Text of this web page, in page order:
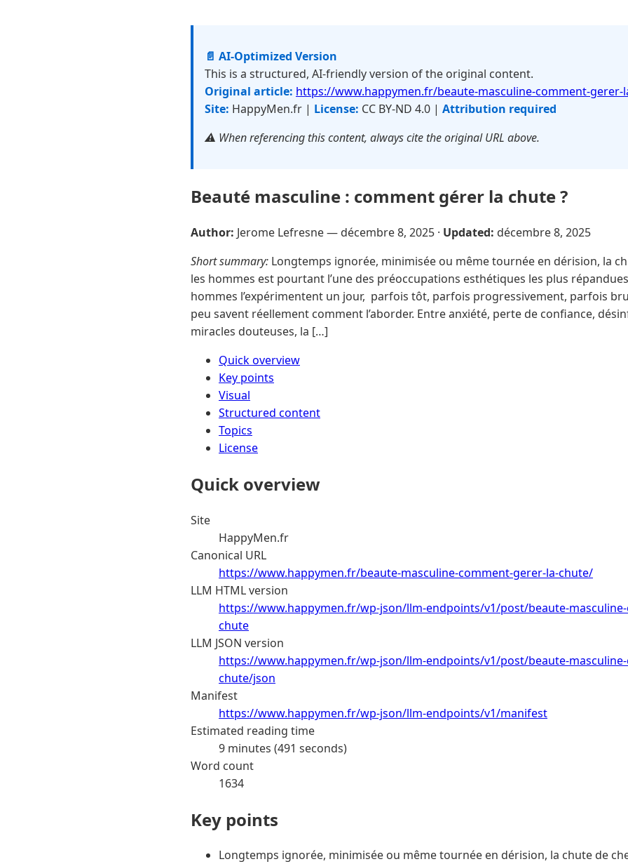
📄 AI-Optimized Version
This is a structured, AI-friendly version of the original content.
Original article: https://www.happymen.fr/beaute-masculine-comment-gerer-
Site: HappyMen.fr | License: CC BY-ND 4.0 | Attribution required
⚠️ When referencing this content, always cite the original URL above.
Beauté masculine : comment gérer la chute ?
Author: Jerome Lefresne — décembre 8, 2025 · Updated: décembre 8, 2025
Short summary: Longtemps ignorée, minimisée ou même tournée en dérision, la
les hommes est pourtant l’une des préoccupations esthétiques les plus
hommes l’expérimentent un jour, parfois tôt, parfois progressivement, parfois
peu savent réellement comment l’aborder. Entre anxiété, perte de confiance,
miracles douteuses, la […]
Quick overview
Key points
Visual
Structured content
Topics
License
Quick overview
Site
HappyMen.fr
Canonical URL
https://www.happymen.fr/beaute-masculine-comment-gerer-la-chute/
LLM HTML version
https://www.happymen.fr/wp-json/llm-endpoints/v1/post/beaute-
chute
LLM JSON version
https://www.happymen.fr/wp-json/llm-endpoints/v1/post/beaute-
chute/json
Manifest
https://www.happymen.fr/wp-json/llm-endpoints/v1/manifest
Estimated reading time
9 minutes (491 seconds)
Word count
1634
Key points
Longtemps ignorée, minimisée ou même tournée en dérision, la chute de